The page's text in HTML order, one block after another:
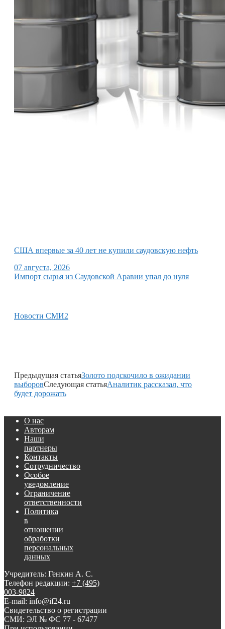
США впервые за 40 лет не купили саудовскую нефть
07 августа, 2026
Импорт сырья из Саудовской Аравии упал до нуля
Новости СМИ2
Предыдущая статьяЗолото подскочило в ожидании
выборовСледующая статьяАналитик рассказал, что
будет дорожать
О нас
Авторам
Наши
партнеры
Контакты
Сотрудничество
Особое
уведомление
Ограничение
ответственности
Политика
в
отношении
обработки
персональных
данных
Учредитель: Генкин А. С.
Телефон редакции: +7 (495)
003-9824
E-mail: info@if24.ru
Свидетельство о регистрации
СМИ: ЭЛ № ФС 77 - 67477